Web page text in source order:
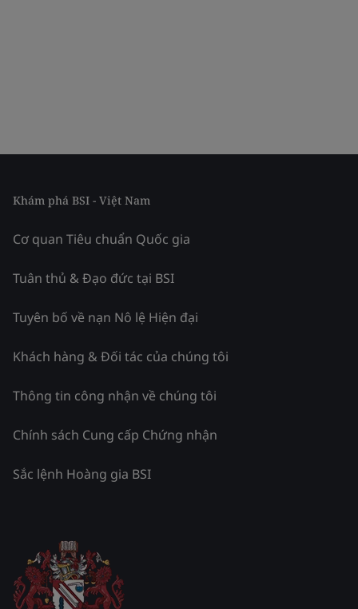
Khám phá BSI - Việt Nam
Cơ quan Tiêu chuẩn Quốc gia
Tuân thủ & Đạo đức tại BSI
Tuyên bố về nạn Nô lệ Hiện đại
Khách hàng & Đối tác của chúng tôi
Thông tin công nhận về chúng tôi
Chính sách Cung cấp Chứng nhận
Sắc lệnh Hoàng gia BSI